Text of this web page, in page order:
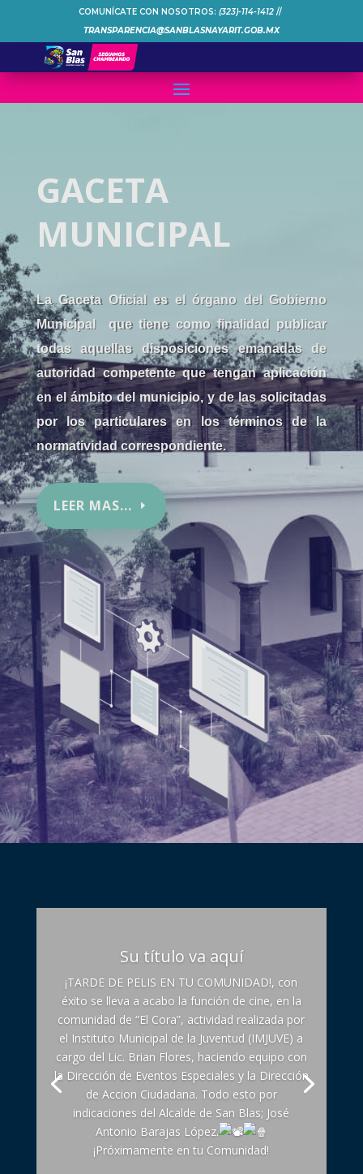
COMUNÍCATE CON NOSOTROS: (323)-114-1412//
TRANSPARENCIA@SANBLASNAYARIT.GOB.MX
GACETA
MUNICIPAL
La Gaceta Oficial es el órgano del Gobierno
Municipal que tiene como finalidad publicar
todas aquellas disposiciones emanadas de
autoridad competente que tengan aplicación
en el ámbito del municipio, y de las solicitadas
por los particulares en los términos de la
normatividad correspondiente.
LEER MAS...
Su título va aquí
¡TARDE DE PELIS EN TU COMUNIDAD!, con
éxito se lleva a acabo la función de cine, en la
comunidad de “El Cora”, actividad realizada por
el Instituto Municipal de la Juventud (IMJUVE) a
cargo del Lic. Brian Flores, haciendo equipo con
la Dirección de Eventos Especiales y la Dirección
de Accion Ciudadana. Todo esto por
indicaciones del Alcalde de San Blas; José
Antonio Barajas López.
¡Próximamente en tu Comunidad!